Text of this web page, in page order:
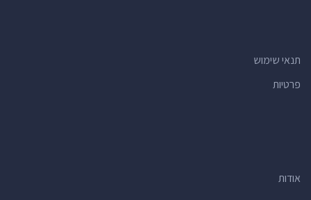
תנאי שימוש
פרטיות
אודות